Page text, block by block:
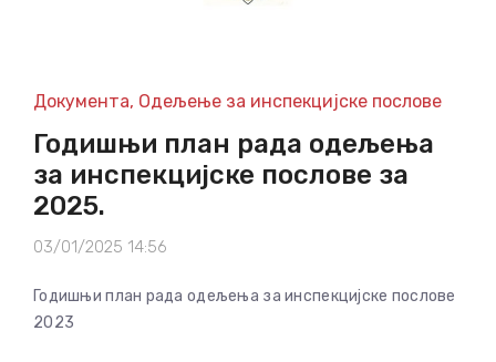
Документа, Одељење за инспекцијске послове
Годишњи план рада одељења
за инспекцијске послове за
2025.
03/01/2025 14:56
Годишњи план рада одељења за инспекцијске послове
2023